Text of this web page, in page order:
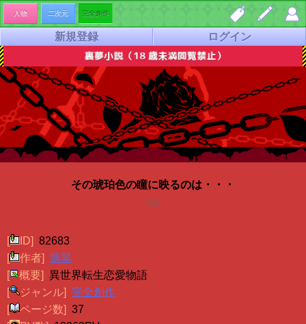
人物 二次元 完全創作
しお
り一
覧
説を
書く
ペー
新規登録 ログイン
その琥珀色の瞳に映るのは・・・
完結
[ ID] 82683
[
作者] 翡翠
[
概要] 異世界転生恋愛物語
[
ジャンル] 完全創作
[
ページ数] 37